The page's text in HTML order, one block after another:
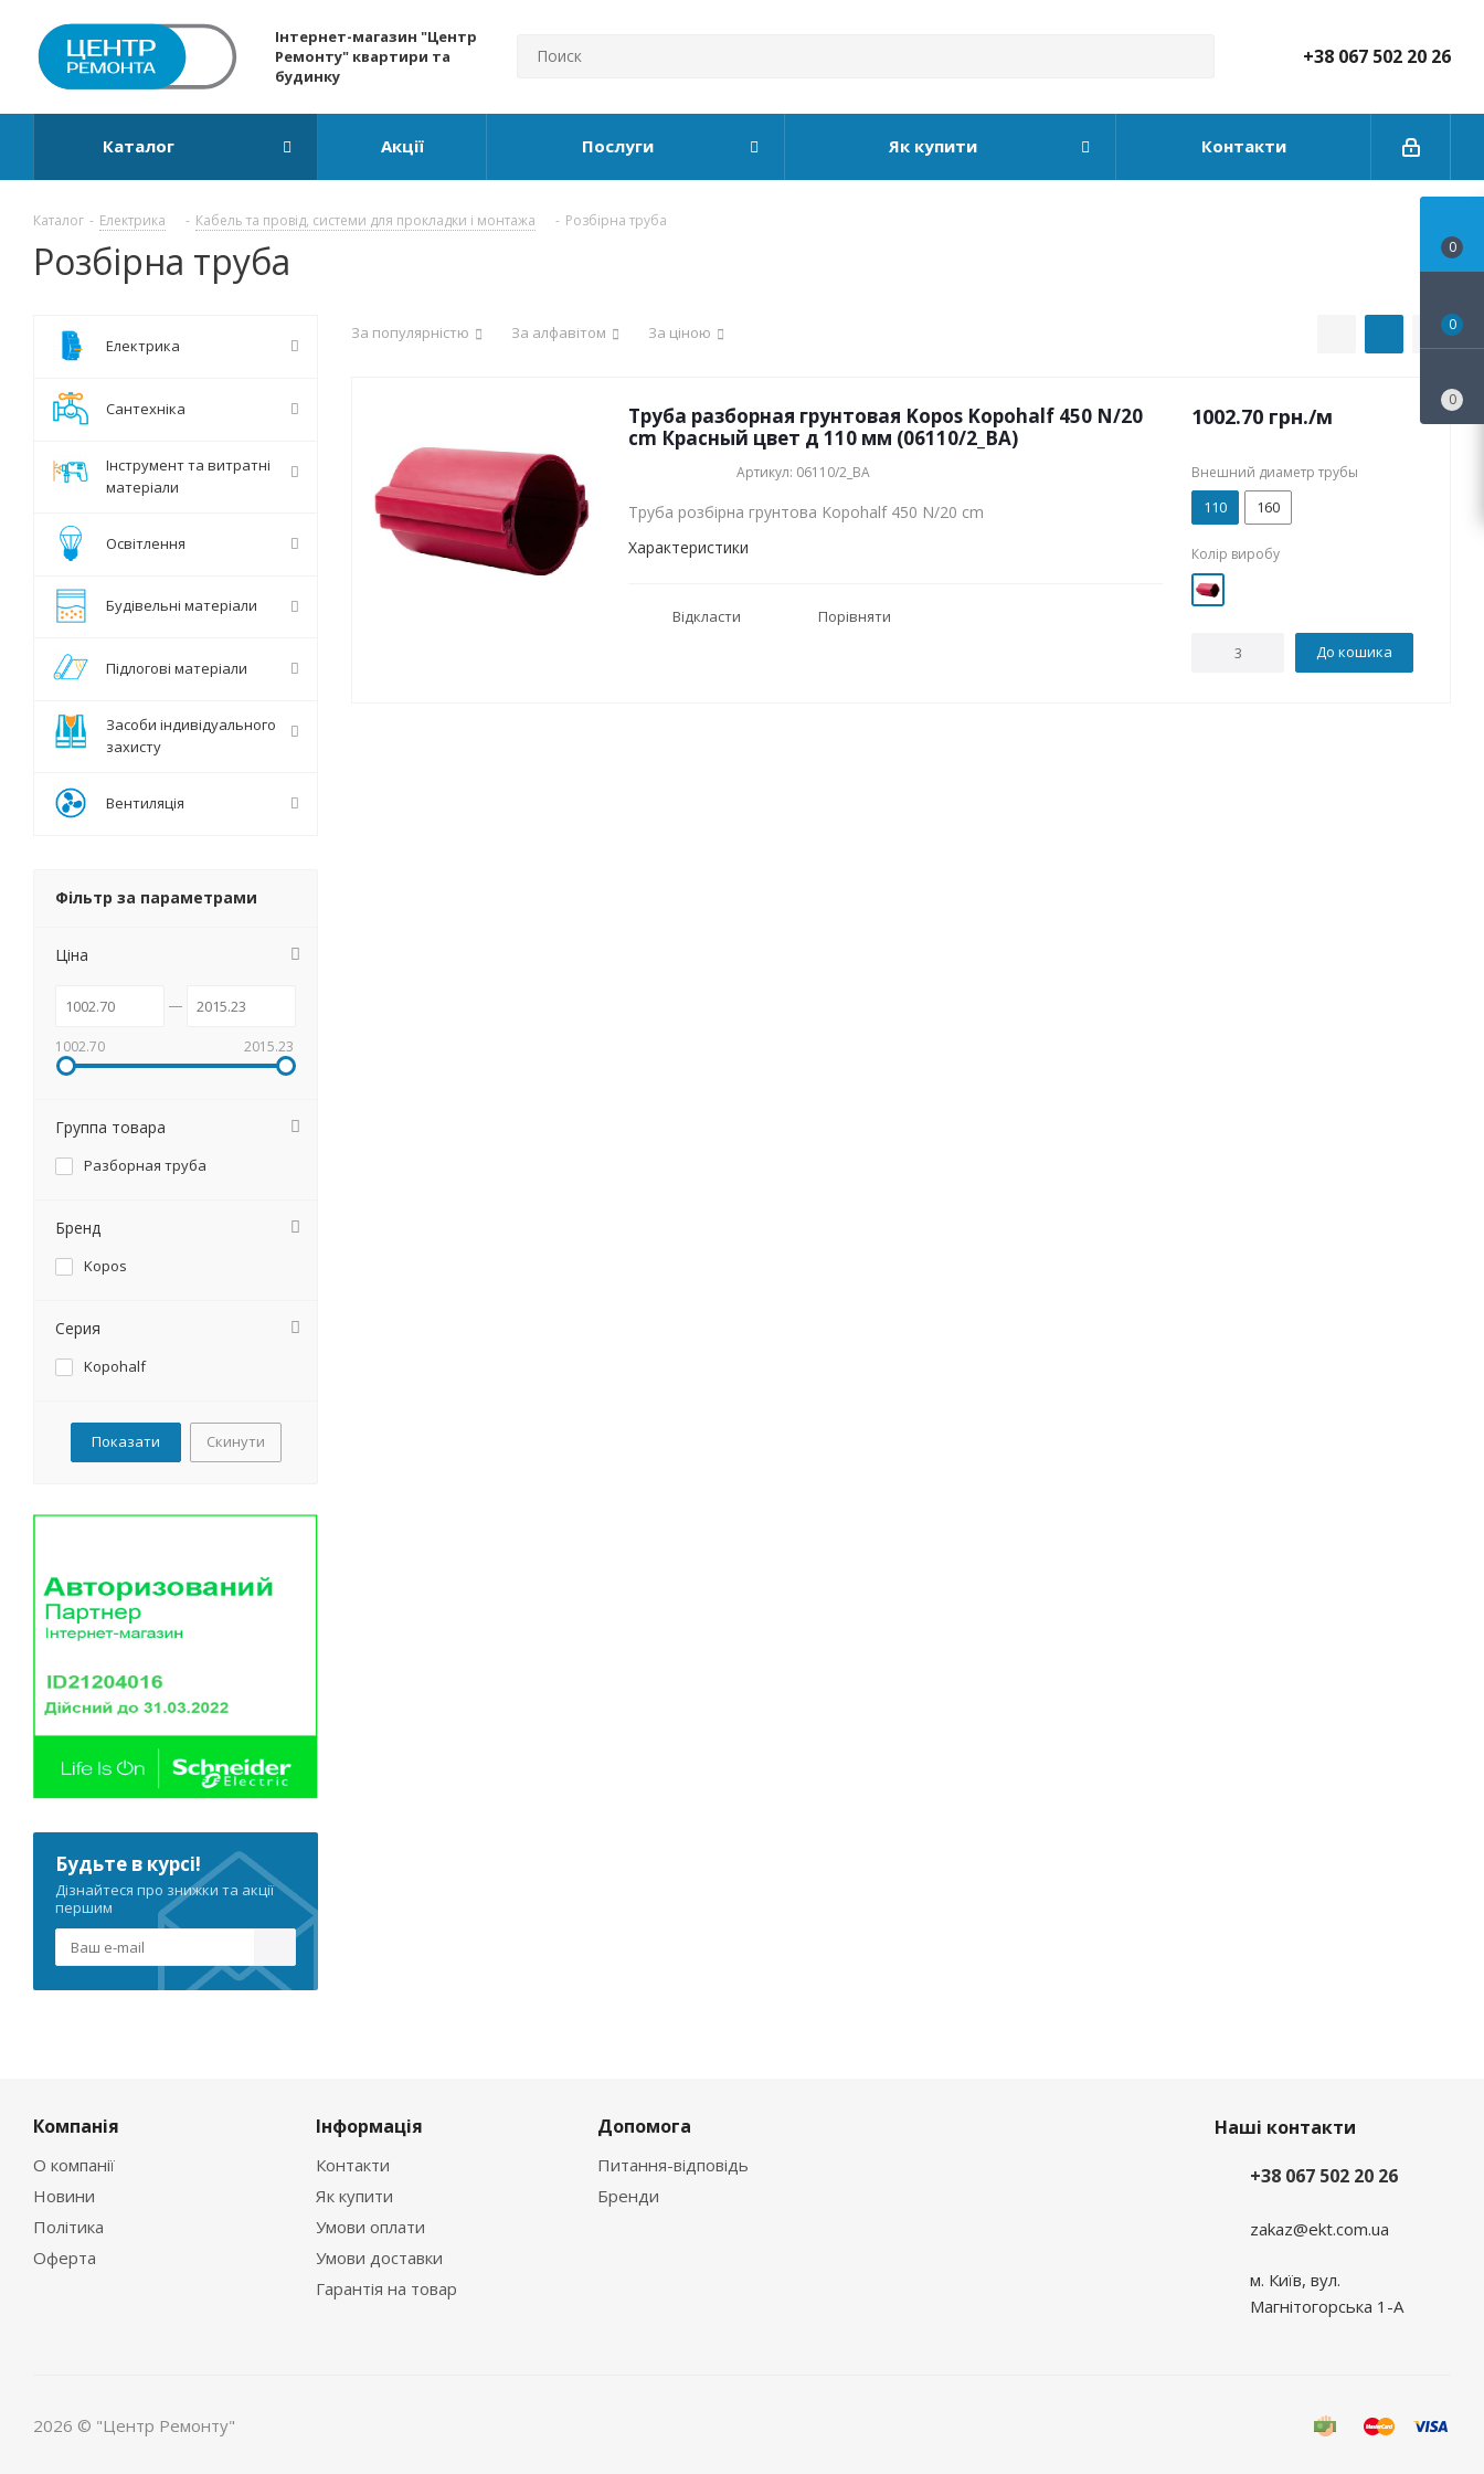
Інтернет-магазин "Центр
Ремонту" квартири та
будинку
+38 067 502 20 26
Каталог Акції Послуги Як купити Контакти
Каталог - Електрика - Кабель та провід, системи для прокладки і монтажа - Розбірна труба
Розбірна труба
За популярністю За алфавітом За ціною
Труба разборная грунтовая Kopos Kopohalf 450 N/20
cm Красный цвет д 110 мм (06110/2_BA)
Артикул: 06110/2_BA
Труба розбірна грунтова Kopohalf 450 N/20 cm
Характеристики
Відкласти Порівняти
1002.70 грн./м
Внешний диаметр трубы
110 160
Колір виробу
До кошика
Електрика
Сантехніка
Інструмент та витратні
матеріали
Освітлення
Будівельні матеріали
Підлогові матеріали
Засоби індивідуального
захисту
Вентиляція
Фільтр за параметрами
Ціна
1002.70 2015.23
Группа товара
Разборная труба
Бренд
Kopos
Серия
Kopohalf
Скинути
Будьте в курсі!
Дізнайтеся про знижки та акції
першим
Компанія
О компанії
Новини
Політика
Оферта
Інформація
Контакти
Як купити
Умови оплати
Умови доставки
Гарантія на товар
Допомога
Питання-відповідь
Бренди
Наші контакти
+38 067 502 20 26
zakaz@ekt.com.ua
м. Київ, вул.
Магнітогорська 1-А
2026 © "Центр Ремонту"
0
0
0